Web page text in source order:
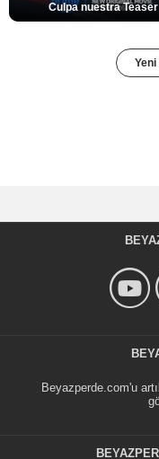
Culpa nuestra Teaser
Beyazperde.com'u